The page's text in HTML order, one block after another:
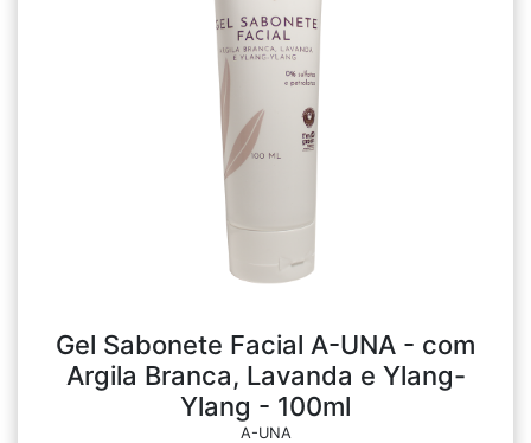
Gel Sabonete Facial A-UNA - com
Argila Branca, Lavanda e Ylang-
Ylang - 100ml
A-UNA